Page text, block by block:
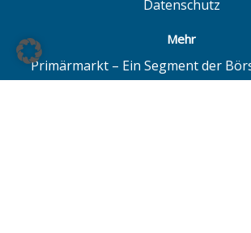
Datenschutz
Mehr
Primärmarkt – Ein Segment der
Quotrix – Ein System der Börse